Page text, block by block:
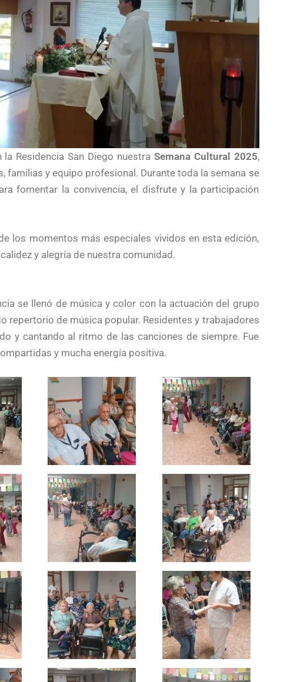
Residencia San Diego nuestra Semana Cultural 2025,
familias y equipo profesional. Durante toda la semana se
fomentar la convivencia, el disfrute y la participación
los momentos más especiales vividos en esta edición,
y alegría de nuestra comunidad.
se llenó de música y color con la actuación del grupo
repertorio de música popular. Residentes y trabajadores
y cantando al ritmo de las canciones de siempre. Fue
y mucha energía positiva.